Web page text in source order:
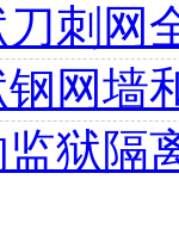
刀刺网
钢网墙
狱隔